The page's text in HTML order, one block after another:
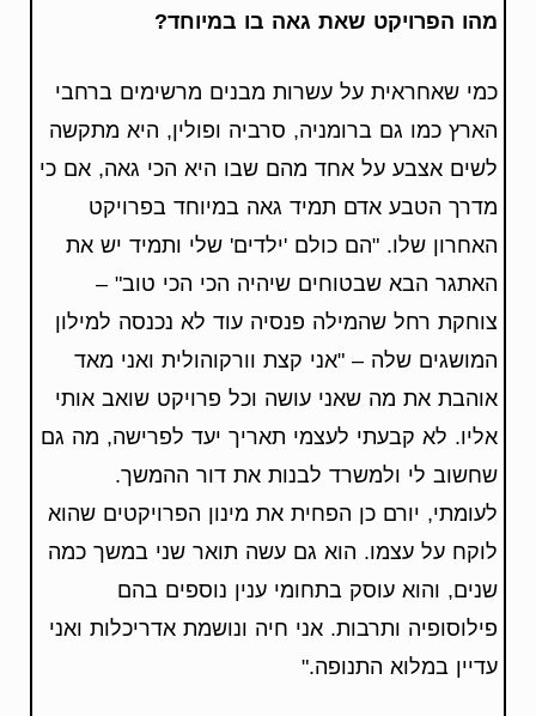
מהו הפרויקט שאת גאה בו במיוחד?
כמי שאחראית על עשרות מבנים מרשימים ברחבי
הארץ כמו גם ברומניה, סרביה ופולין, היא מתקשה
לשים אצבע על אחד מהם שבו היא הכי גאה, אם כי
מדרך הטבע אדם תמיד גאה במיוחד בפרויקט
האחרון שלו. "הם כולם 'ילדים' שלי ותמיד יש את
האתגר הבא שבטוחים שיהיה הכי הכי טוב" –
צוחקת רחל שהמילה פנסיה עוד לא נכנסה למילון
המושגים שלה – "אני קצת וורקוהולית ואני מאד
אוהבת את מה שאני עושה וכל פרויקט שואב אותי
אליו. לא קבעתי לעצמי תאריך יעד לפרישה, מה גם
שחשוב לי ולמשרד לבנות את דור ההמשך.
לעומתי, יורם כן הפחית את מינון הפרויקטים שהוא
לוקח על עצמו. הוא גם עשה תואר שני במשך כמה
שנים, והוא עוסק בתחומי ענין נוספים בהם
פילוסופיה ותרבות. אני חיה ונושמת אדריכלות ואני
עדיין במלוא התנופה."